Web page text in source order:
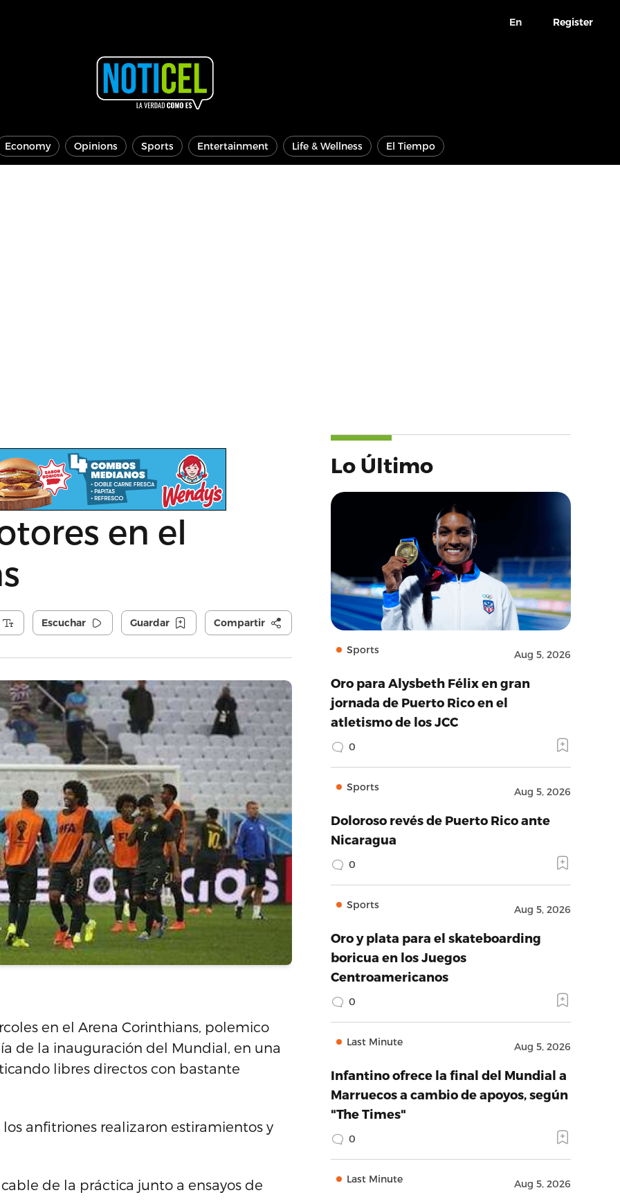
En Register
Economy Opinions Sports Entertainment Life & Wellness El Tiempo
en el
Escuchar Guardar Compartir
en el Arena Corinthians, polemico
de la inauguración del Mundial, en una
libres directos con bastante
anfitriones realizaron estiramientos y
de la práctica junto a ensayos de
Lo Último
Sports Aug 5, 2026
Oro para Alysbeth Félix en gran
jornada de Puerto Rico en el
atletismo de los JCC
0
Sports Aug 5, 2026
Doloroso revés de Puerto Rico ante
Nicaragua
0
Sports Aug 5, 2026
Oro y plata para el skateboarding
boricua en los Juegos
Centroamericanos
0
Last Minute Aug 5, 2026
Infantino ofrece la final del Mundial a
Marruecos a cambio de apoyos, según
"The Times"
0
Last Minute Aug 5, 2026